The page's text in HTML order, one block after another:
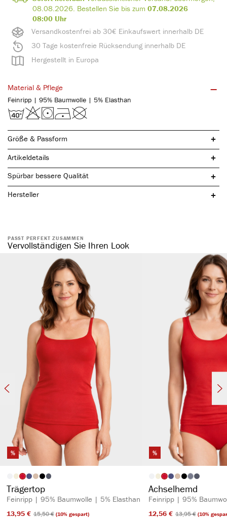
Versandkostenfrei ab 30€ Einkaufswert innerhalb DE
30 Tage kostenfreie Rücksendung innerhalb DE
Hergestellt in Europa
08.08.2026. Bestellen Sie bis zum 07.08.2026
08:00 Uhr
Material & Pflege
Feinripp | 95% Baumwolle | 5% Elasthan
Größe & Passform
Artikeldetails
natürliche Baumwolle
komfortabler, elastischer Bund
ohne störende Seitennaht
formstabil & elastisch
hautsympathisch & temperaturregulierend
atmungsaktiv
Spürbar bessere Qualität
Hersteller
PASST PERFEKT ZUSAMMEN
Vervollständigen Sie Ihren Look
%
Artikelfarbeauswählen
Trägertop
Feinripp | 95% Baumwolle | 5% Elasthan
13,95 €​ 15,50 €​(10% gespart)
%
Artikelfarbe(Diese Option
Achselhemd
Feinripp | 95%
12,56 €​ 13,95 €​(10%